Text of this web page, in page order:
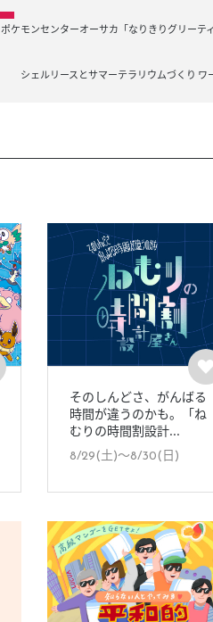
ポケモンセンターオーサカ「なりきりグリーテ
シェルリースとサマーテラリウムづくり ワ
そのしんどさ、がんばる
時間が違うのかも。「ね
むりの時間割設計...
8/29(土)〜8/30(日)